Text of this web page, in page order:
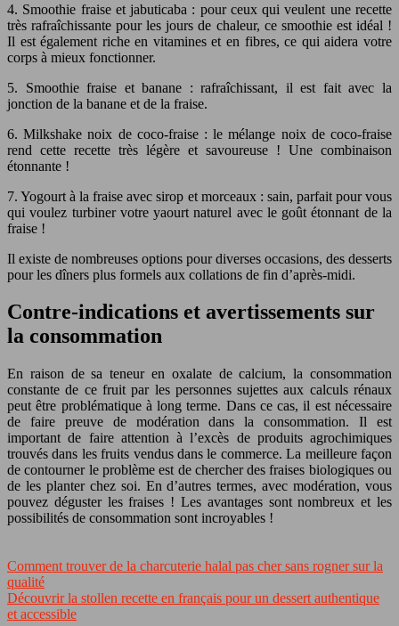
4. Smoothie fraise et jabuticaba : pour ceux qui veulent une recette
très rafraîchissante pour les jours de chaleur, ce smoothie est idéal !
Il est également riche en vitamines et en fibres, ce qui aidera votre
corps à mieux fonctionner.
5. Smoothie fraise et banane : rafraîchissant, il est fait avec la
jonction de la banane et de la fraise.
6. Milkshake noix de coco-fraise : le mélange noix de coco-fraise
rend cette recette très légère et savoureuse ! Une combinaison
étonnante !
7. Yogourt à la fraise avec sirop et morceaux : sain, parfait pour vous
qui voulez turbiner votre yaourt naturel avec le goût étonnant de la
fraise !
Il existe de nombreuses options pour diverses occasions, des desserts
pour les dîners plus formels aux collations de fin d’après-midi.
Contre-indications et avertissements sur
la consommation
En raison de sa teneur en oxalate de calcium, la consommation
constante de ce fruit par les personnes sujettes aux calculs rénaux
peut être problématique à long terme. Dans ce cas, il est nécessaire
de faire preuve de modération dans la consommation. Il est
important de faire attention à l’excès de produits agrochimiques
trouvés dans les fruits vendus dans le commerce. La meilleure façon
de contourner le problème est de chercher des fraises biologiques ou
de les planter chez soi. En d’autres termes, avec modération, vous
pouvez déguster les fraises ! Les avantages sont nombreux et les
possibilités de consommation sont incroyables !
Comment trouver de la charcuterie halal pas cher sans rogner sur la
qualité
Découvrir la stollen recette en français pour un dessert authentique
et accessible